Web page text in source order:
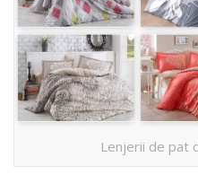
Lenjerii de pat